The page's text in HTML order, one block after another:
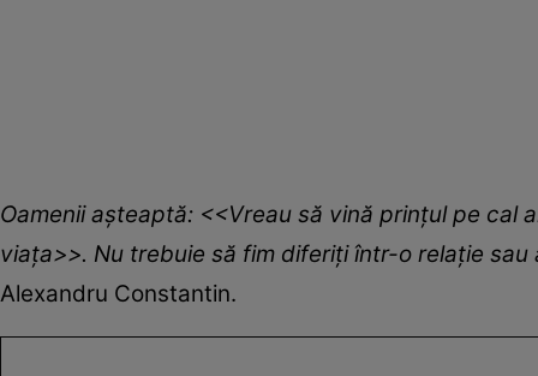
Oamenii așteaptă: <<Vreau să vină prințul pe cal
viața>>. Nu trebuie să fim diferiți într-o relație sau
Alexandru Constantin.